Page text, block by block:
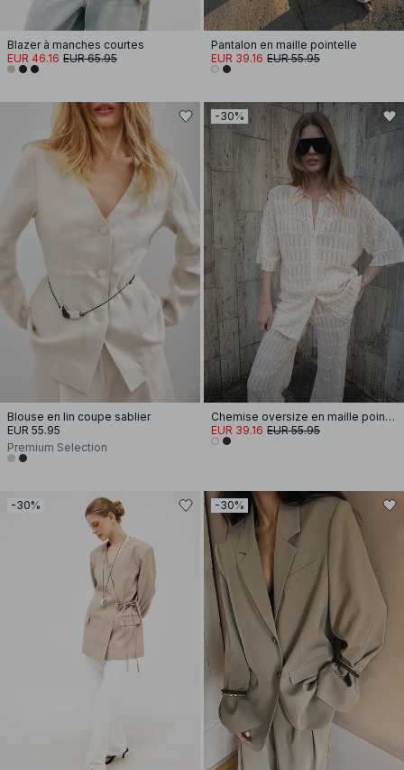
Blazer à manches courtes
EUR 46.16 EUR 65.95
Pantalon en maille pointelle
EUR 39.16 EUR 55.95
Blouse en lin coupe sablier
EUR 55.95
Premium Selection
-30%
Chemise oversize en maille pointelle
EUR 39.16 EUR 55.95
-30% -30%